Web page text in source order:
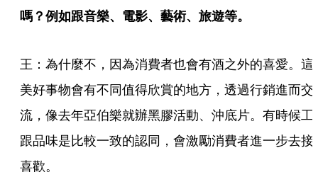
嗎？例如跟音樂、電影、藝術、旅遊等。
王：為什麼不，因為消費者也會有酒之外的喜愛。這
美好事物會有不同值得欣賞的地方，透過行銷進而交
流，像去年亞伯樂就辦黑膠活動、沖底片。有時候工
跟品味是比較一致的認同，會激勵消費者進一步去接
喜歡。